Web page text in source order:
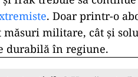
. Doar printr-o
măsuri militare, cât și
durabilă în regiune.